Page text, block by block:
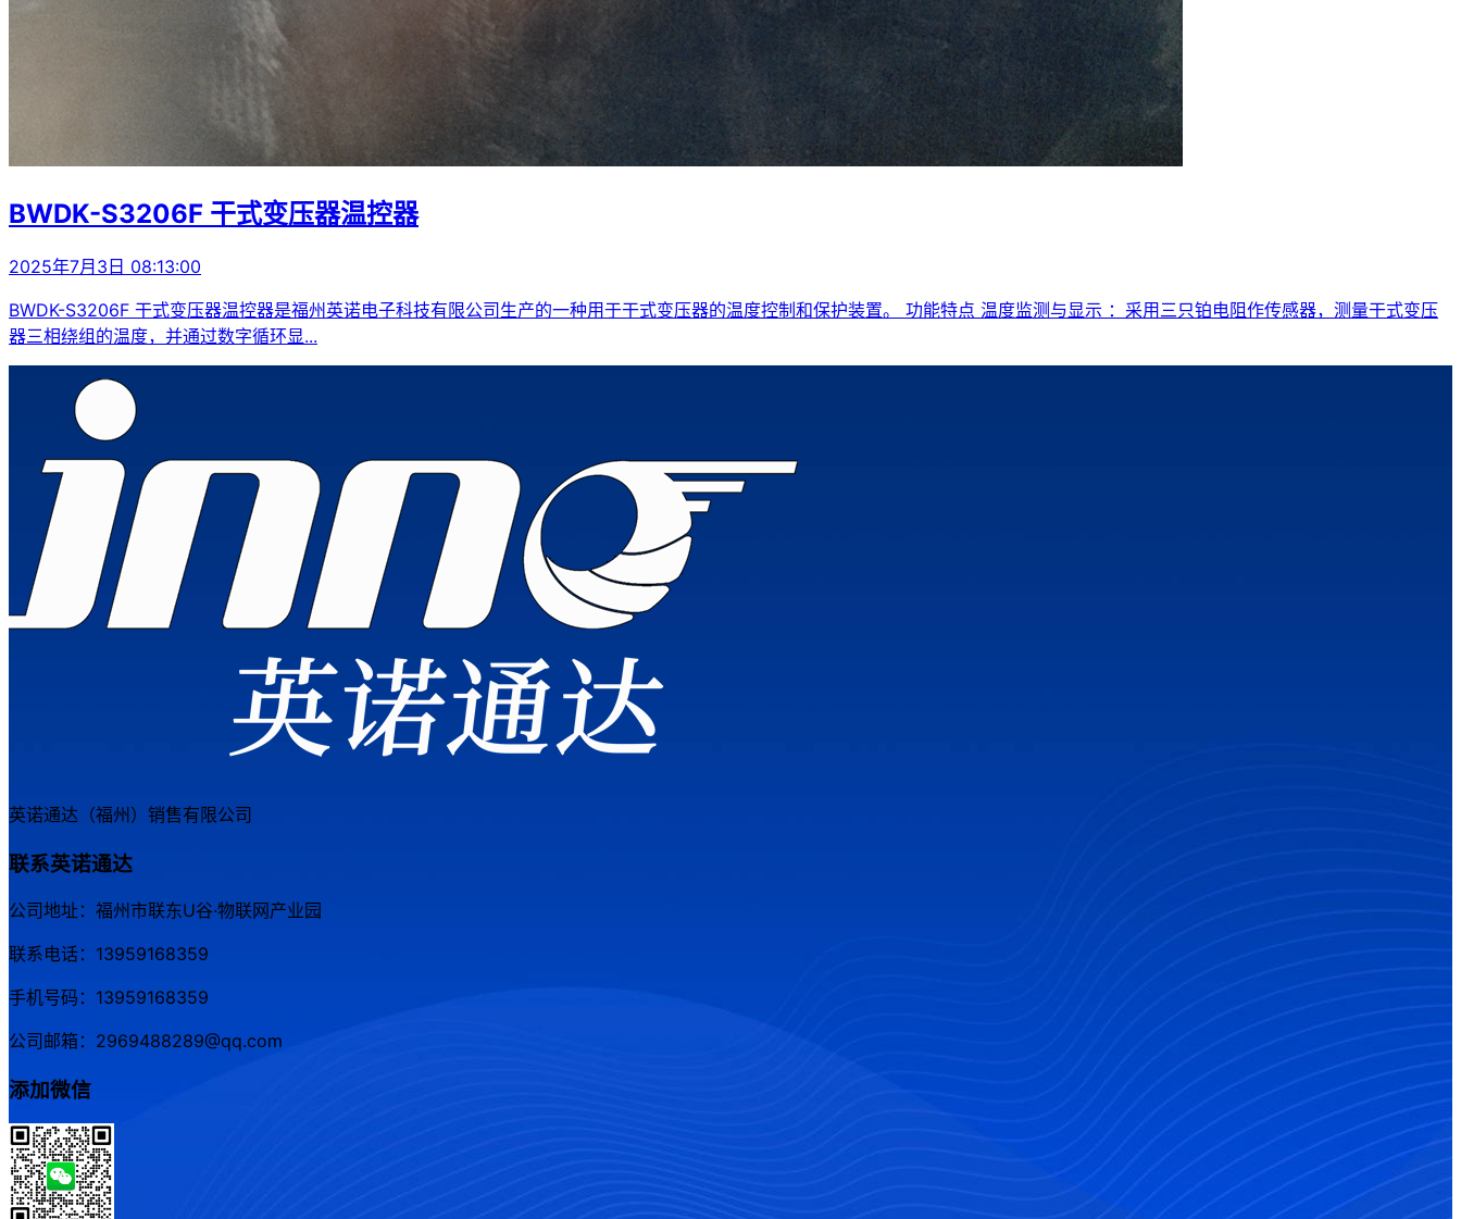
BWDK-S3206F 干式变压器温控器
2025年7月3日 08:13:00
BWDK-S3206F 干式变压器温控器是福州英诺电子科技有限公司生产的一种用于干式变压器的温度控制和保护装置。 功能特点 温度监测与显示 ：采用三只铂电阻作传感器，测量干式变压
器三相绕组的温度，并通过数字循环显...
英诺通达（福州）销售有限公司
联系英诺通达
公司地址：福州市联东U谷·物联网产业园
联系电话：13959168359
手机号码：13959168359
公司邮箱：2969488289@qq.com
添加微信